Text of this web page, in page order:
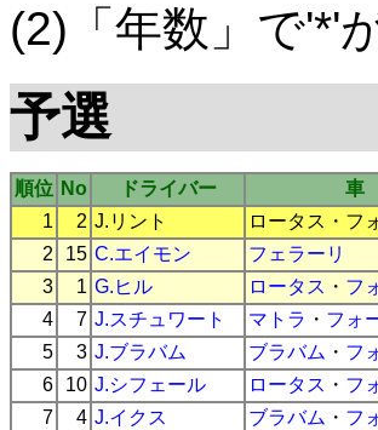
(2)「年数」で'*'
予選
順位 No ドライバー 車
1
2 J.リント ロータス ・ フ
2
15 C.エイモン フェラーリ
3
1 G.ヒル ロータス ・ フ
4
7 J.スチュワート マトラ ・ フォ
5
3 J.ブラバム ブラバム ・ フ
6
10 J.シフェール ロータス ・ フ
7
4 J.イクス ブラバム ・ フ